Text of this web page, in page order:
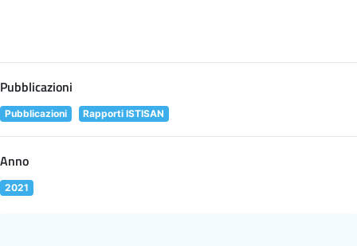
Pubblicazioni
Pubblicazioni Rapporti ISTISAN
Anno
2021